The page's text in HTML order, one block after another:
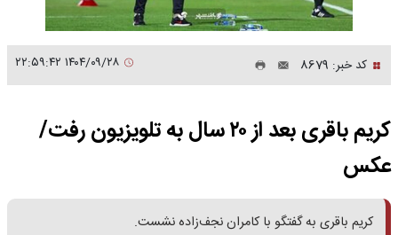
کد خبر: 8679
کریم باقری بعد از ۲۰ سال به تلویزیون رفت/
عکس
کریم باقری به گفتگو با کامران نجف‌زاده نشست.